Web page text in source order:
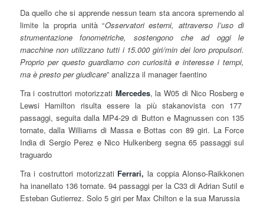
Da quello che si apprende nessun team sta ancora spremendo al
limite la propria unità “Osservatori esterni, attraverso l’uso di
strumentazione fonometriche, sostengono che ad oggi le
macchine non utilizzano tutti i 15.000 giri/min dei loro propulsori.
Proprio per questo guardiamo con curiosità e interesse i tempi,
ma è presto per giudicare” analizza il manager faentino
Tra i costruttori motorizzati Mercedes, la W05 di Nico Rosberg e
Lewsi Hamilton risulta essere la più stakanovista con 177
passaggi, seguita dalla MP4-29 di Button e Magnussen con 135
tornate, dalla Williams di Massa e Bottas con 89 giri. La Force
India di Sergio Perez e Nico Hulkenberg segna 65 passaggi sul
traguardo
Tra i costruttori motorizzati Ferrari, la coppia Alonso-Raikkonen
ha inanellato 136 tornate. 94 passaggi per la C33 di Adrian Sutil e
Esteban Gutierrez. Solo 5 giri per Max Chilton e la sua Marussia